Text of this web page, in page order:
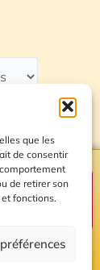
que les
de consentir
de retirer son
fonctions.